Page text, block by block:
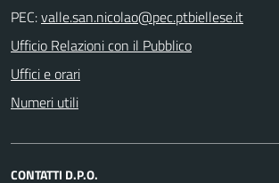
PEC:
Ufficio Relazioni con il Pubblico
Uffici e orari
Numeri utili
CONTATTI D.P.O.